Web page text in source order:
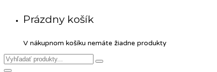
Prázdny košík
V nákupnom košíku nemáte žiadne produkty